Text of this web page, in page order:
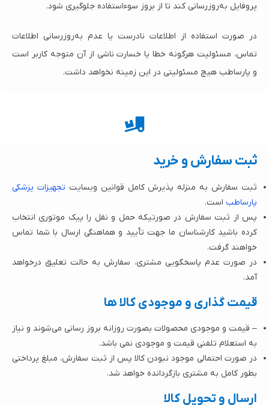
پروفایل به‌روزرسانی کند تا از بروز سوءاستفاده جلوگیری شود.
در صورت استفاده از اطلاعات نادرست یا عدم به‌روزرسانی اطلاعات
تماس، مسئولیت هرگونه خطا یا خسارت ناشی از آن متوجه کاربر است
و پارساطب هیچ مسئولیتی در این زمینه نخواهد داشت.
ثبت سفارش و خرید
ثبت سفارش به منزله پذیرش کامل قوانین وبسایت تجهیزات پزشکی
پارساطب است.
پس از ثبت سفارش در صورتیکه حمل و نقل را پیک موتوری انتخاب
کرده باشید کارشناسان ما جهت تأیید و هماهنگی ارسال با شما تماس
خواهند گرفت.
در صورت عدم پاسخگویی مشتری، سفارش به حالت تعلیق درخواهد
آمد.
قیمت گذاری و موجودی کالا ها
– قیمت و موجودی محصولات بصورت روزانه بروز رسانی می‌شوند و نیاز
به استعلام تلفنی قیمت و موجودی نمی باشد.
در صورت احتمالی موجود نبودن کالا پس از ثبت سفارش، مبلغ پرداختی
بطور کامل به مشتری بازگردانده خواهد شد.
ارسال و تحویل کالا